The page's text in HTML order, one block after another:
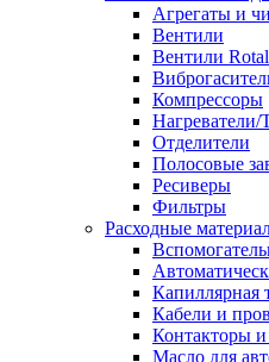
Агрегаты и
Вентили
Вентили
Компрессоры
Отделители
Полосовые
Ресиверы
Фильтры
Расходные
Капиллярная
Кабели и
Контакторы и
Масло для